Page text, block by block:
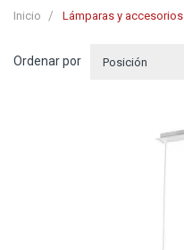
Inicio Lámparas y accesorios
Ordenar por